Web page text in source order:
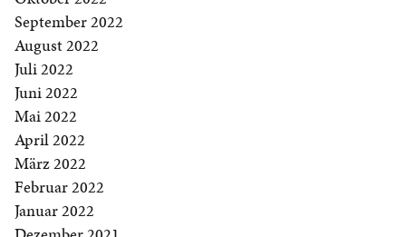
September 2022
August 2022
Juli 2022
Juni 2022
Mai 2022
April 2022
März 2022
Februar 2022
Januar 2022